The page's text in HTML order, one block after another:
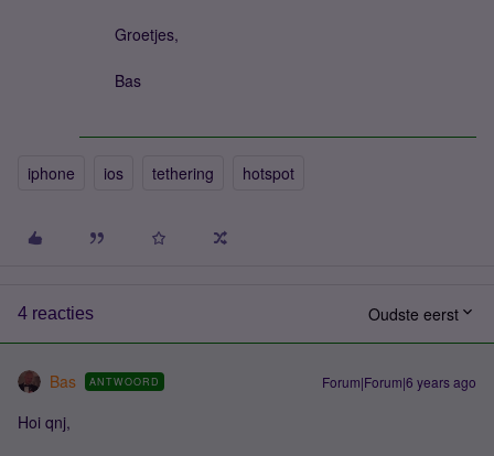
Groetjes,
Bas
iphone ios tethering hotspot
4 reacties Oudste eerst
Bas ANTWOORD Forum|Forum|6 years ago
Hoi qnj,